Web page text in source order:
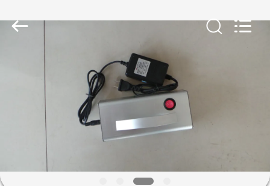
CASA
PRODOTTI
CIRCA
GROUP
CORPORATION.